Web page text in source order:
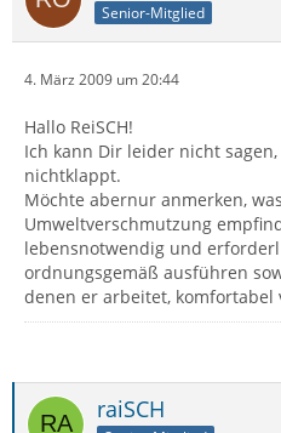
Senior-Mitglied
4. März 2009 um 20:44
Hallo ReiSCH!
Ich kann Dir leider nicht
nichtklappt.
Möchte abernur anmerken,
Umweltverschmutzung
lebensnotwendig und
ordnungsgemäß ausführen
denen er arbeitet, komfortabel
raiSCH